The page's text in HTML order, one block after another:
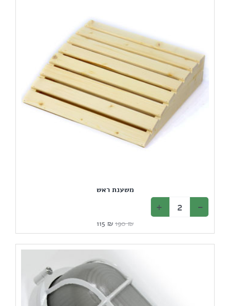
משענת ראש
190₪
המחיר
המקורי
190 ₪.
115 ₪
המחיר
הנוכחי
115 ₪.